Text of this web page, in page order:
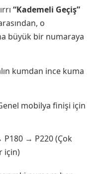
“Kademeli Geçiş”
o
büyük bir numaraya
kumdan ince kuma
mobilya finişi için
→ P220 (Çok
için)